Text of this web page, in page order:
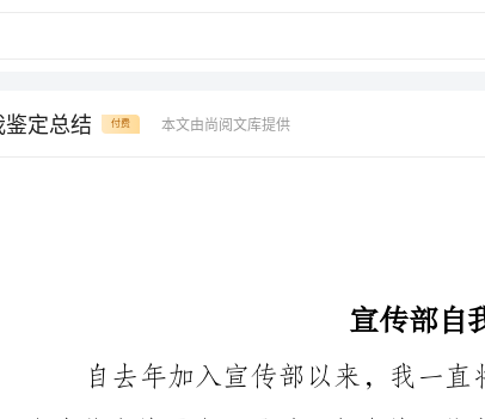
定总结 付费 本文由尚阅文库提供